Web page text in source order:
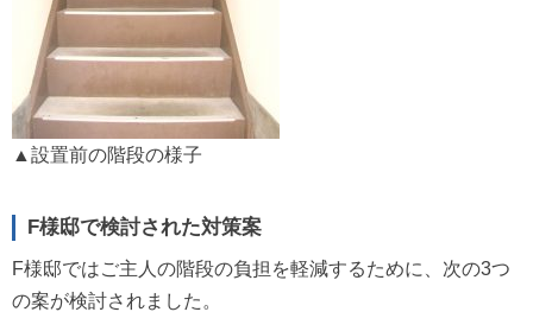
▲設置前の階段の様子
F様邸で検討された対策案
F様邸ではご主人の階段の負担を軽減するために、次の3つ
の案が検討されました。